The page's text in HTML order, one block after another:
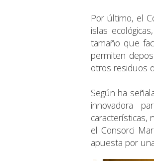
Por último, el
islas
tamaño que
permiten
otros residuos
Según ha
innovadora
características,
el Consorci
apuesta por